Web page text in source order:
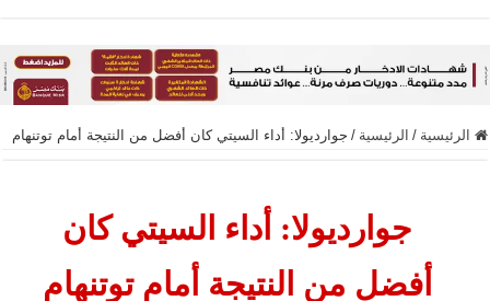
الرئيسية / الرئيسية / جوارديولا: أداء السيتي كان أفضل من النتيجة أمام توتنهام
جوارديولا: أداء السيتي كان
أفضل من النتيجة أمام توتنهام